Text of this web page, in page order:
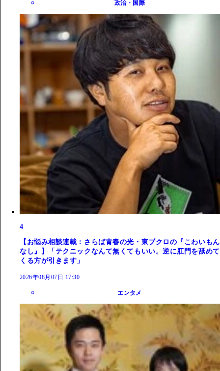
政治・国際
4
【お悩み相談連載：さらば青春の光・東ブクロの『こわいもん
なし』】「テクニックなんて無くてもいい。逆に肛門を舐めて
くる方が引きます」
2026年08月07日 17:30
エンタメ